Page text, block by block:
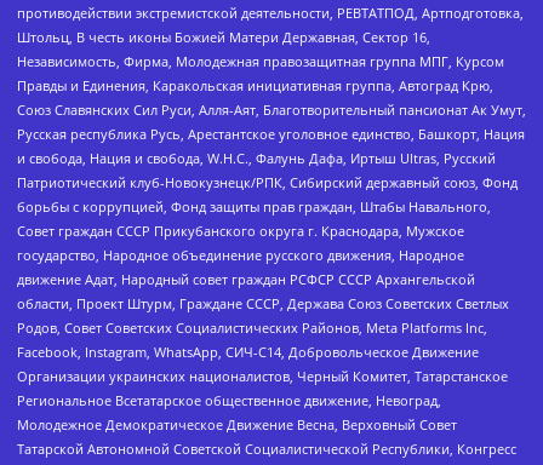
противодействии экстремистской деятельности, РЕВТАТПОД, Артподготовка,
Штольц, В честь иконы Божией Матери Державная, Сектор 16,
Независимость, Фирма, Молодежная правозащитная группа МПГ, Курсом
Правды и Единения, Каракольская инициативная группа, Автоград Крю,
Союз Славянских Сил Руси, Алля-Аят, Благотворительный пансионат Ак Умут,
Русская республика Русь, Арестантское уголовное единство, Башкорт, Нация
и свобода, Нация и свобода, W.H.С., Фалунь Дафа, Иртыш Ultras, Русский
Патриотический клуб-Новокузнецк/РПК, Сибирский державный союз, Фонд
борьбы с коррупцией, Фонд защиты прав граждан, Штабы Навального,
Совет граждан СССР Прикубанского округа г. Краснодара, Мужское
государство, Народное объединение русского движения, Народное
движение Адат, Народный совет граждан РСФСР СССР Архангельской
области, Проект Штурм, Граждане СССР, Держава Союз Советских Светлых
Родов, Совет Советских Социалистических Районов, Meta Platforms Inc,
Facebook, Instagram, WhatsApp, СИЧ-С14, Добровольческое Движение
Организации украинских националистов, Черный Комитет, Татарстанское
Региональное Всетатарское общественное движение, Невоград,
Молодежное Демократическое Движение Весна, Верховный Совет
Татарской Автономной Советской Социалистической Республики, Конгресс